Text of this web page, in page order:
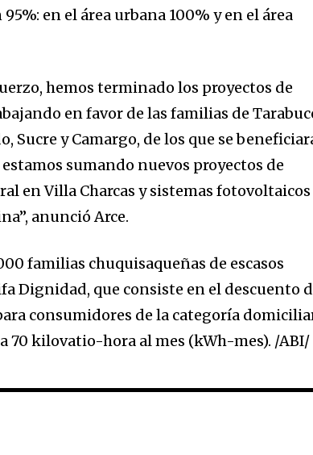
en el área urbana 100% y en el área
hemos terminado los proyectos de
en favor de las familias de
Sucre y Camargo, de los que se
sumando nuevos proyectos de
en Villa Charcas y sistemas fotovoltaicos
anunció Arce.
familias chuquisaqueñas de escasos
Dignidad, que consiste en el descuento
consumidores de la categoría
70 kilovatio-hora al mes (kWh-mes). /ABI/